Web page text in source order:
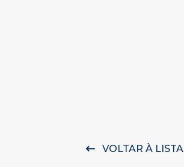
VOLTAR À LISTA